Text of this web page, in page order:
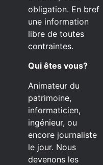
obligation. En bref
une information
libre de toutes
contraintes.
Qui êtes vous?
Animateur du
patrimoine,
informaticien,
ingénieur, ou
encore journaliste
le jour. Nous
devenons les